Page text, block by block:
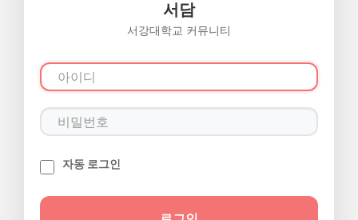
서담
서강대학교 커뮤니티
자동 로그인